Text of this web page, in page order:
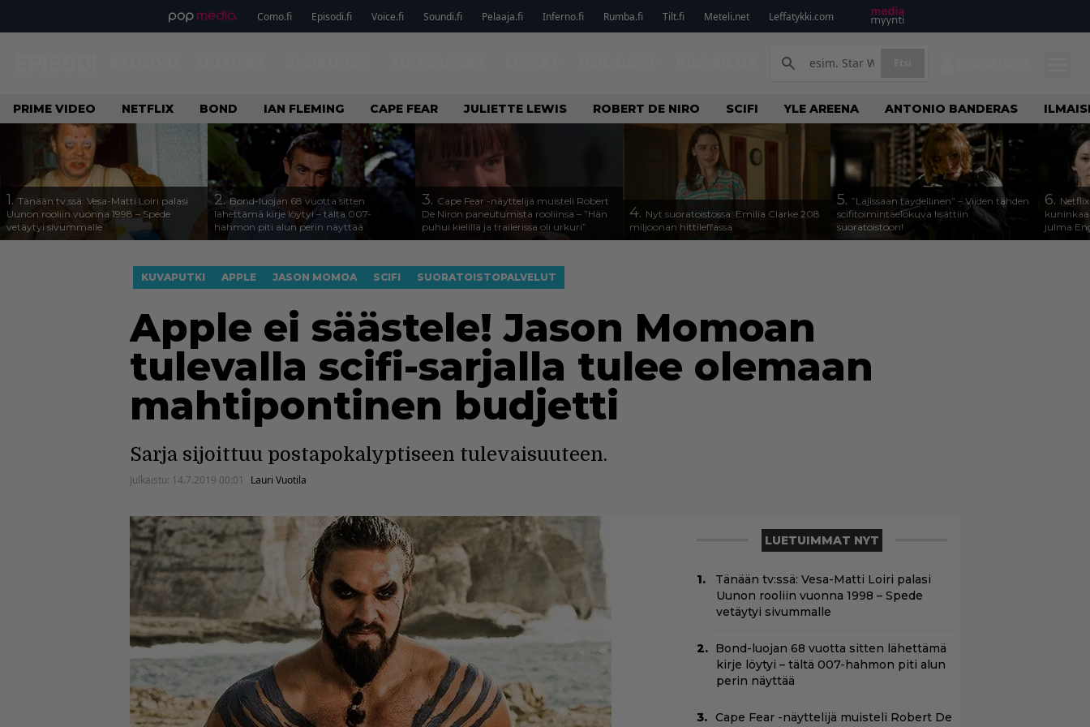
Como.fi Episodi.fi Voice.fi Soundi.fi Pelaaja.fi Inferno.fi Rumba.fi Tilt.fi Meteli.net Leffatykki.com
PRIME VIDEO NETFLIX BOND IAN FLEMING CAPE FEAR JULIETTE LEWIS ROBERT DE NIRO SCIFI YLE AREENA ANTONIO BANDERAS
1. Tänään tv:ssä: Vesa-Matti Loiri palasi
Uunon rooliin vuonna 1998 – Spede
vetäytyi sivummalle
2.Bond-luojan 68 vuotta sitten
lähettämä kirje löytyi – tältä 007-
hahmon piti alun perin näyttää
3. Cape Fear -näyttelijä muisteli Robert
De Niron paneutumista rooliinsa – ”Hän
puhui kielillä ja trailerissa oli urkuri”
4. Nyt suoratoistossa: Emilia Clarke 208
miljoonan hittileffassa
5. ”Lajissaan täydellinen” – Viiden tähden
scifitoimintaelokuva lisättiin
suoratoistoon!
6.
julma
KUVAPUTKI APPLE JASON MOMOA SCIFI SUORATOISTOPALVELUT
Apple ei säästele! Jason Momoan
tulevalla scifi-sarjalla tulee olemaan
mahtipontinen budjetti
Sarja sijoittuu postapokalyptiseen tulevaisuuteen.
Julkaistu: 14.7.2019 00:01 Lauri Vuotila
LUETUIMMAT NYT
Tänään tv:ssä: Vesa-Matti Loiri palasi
Uunon rooliin vuonna 1998 – Spede
vetäytyi sivummalle
Bond-luojan 68 vuotta sitten lähettämä
kirje löytyi – tältä 007-hahmon piti alun
perin näyttää
Cape Fear -näyttelijä muisteli Robert De